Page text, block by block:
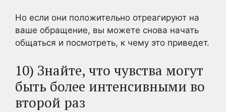
Но если они положительно отреагируют на
ваше обращение, вы можете снова начать
общаться и посмотреть, к чему это приведет.
10) Знайте, что чувства могут
быть более интенсивными во
второй раз